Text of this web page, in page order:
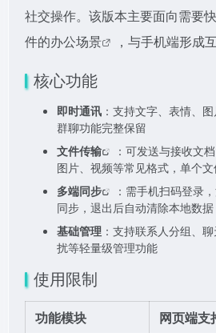
社交操作。该版本主要面向需要
件的办公场景 ，与手机端形成互
核心功能
即时通讯 ：支持文字、表情、
群聊功能完整保留
文件传输
：可发送与接收文
图片、视频等常见格式，单个
多端同步
：需手机扫码登录
同步，退出后自动清除本地数据
基础管理 ：支持联系人分组、
扰等轻量级管理功能
使用限制
功能模块
网页端支